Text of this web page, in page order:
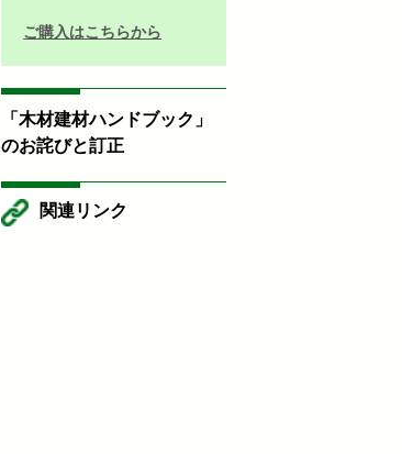
ご購入はこちらから
「木材建材ハンドブック」
のお詫びと訂正
関連リンク